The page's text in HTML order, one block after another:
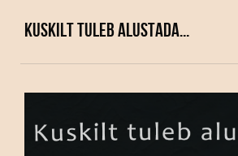
Kuskilt tuleb alustada...